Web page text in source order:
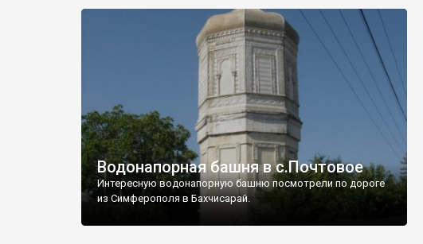
Водонапорная башня в с.Почтовое
Интересную водонапорную башню посмотрели по дороге
из Симферополя в Бахчисарай.